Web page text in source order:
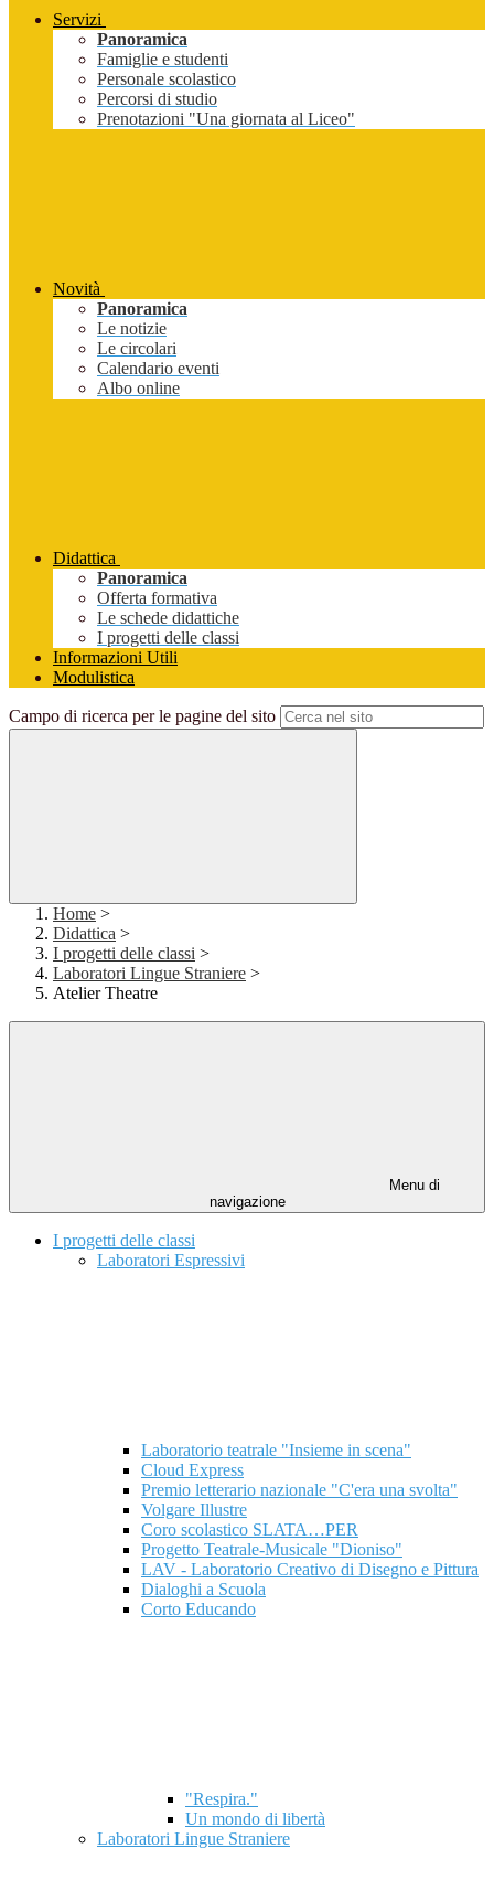
Servizi
Panoramica
Famiglie e studenti
Personale scolastico
Percorsi di studio
Prenotazioni "Una giornata al Liceo"
Novità
Panoramica
Le notizie
Le circolari
Calendario eventi
Albo online
Didattica
Panoramica
Offerta formativa
Le schede didattiche
I progetti delle classi
Informazioni Utili
Modulistica
Campo di ricerca per le pagine del sito
Home >
Didattica >
I progetti delle classi >
Laboratori Lingue Straniere >
Atelier Theatre
Menu di
navigazione
I progetti delle classi
Laboratori Espressivi
Laboratorio teatrale "Insieme in scena"
Cloud Express
Premio letterario nazionale "C'era una svolta"
Volgare Illustre
Coro scolastico SLATA…PER
Progetto Teatrale-Musicale "Dioniso"
LAV - Laboratorio Creativo di Disegno e Pittura
Dialoghi a Scuola
Corto Educando
"Respira."
Un mondo di libertà
Laboratori Lingue Straniere